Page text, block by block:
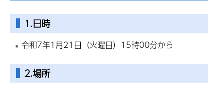
1.日時
令和7年1月21日（火曜日）15時00分から
2.場所